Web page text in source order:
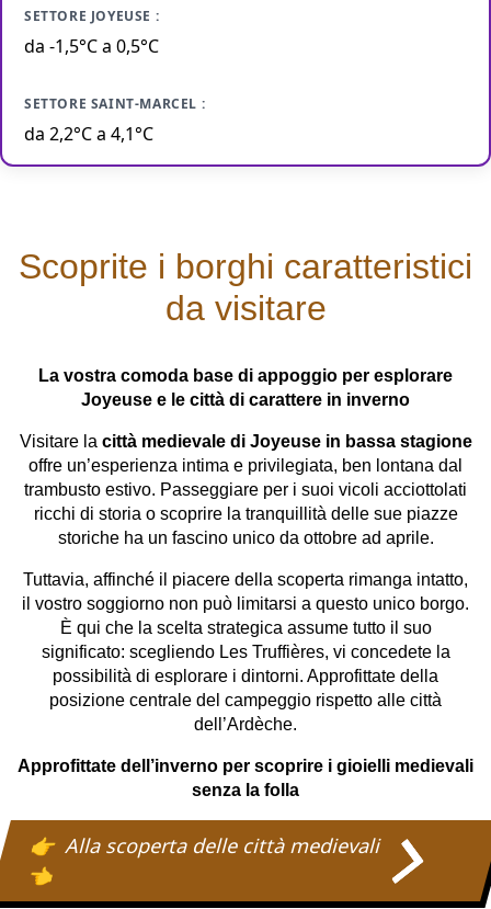
da -1,5°C a 0,5°C
da 2,2°C a 4,1°C
Scoprite i borghi caratteristici
da visitare
La vostra comoda base di appoggio per esplorare
Joyeuse e le città di carattere in inverno
Visitare la città medievale di Joyeuse in bassa stagione
offre un’esperienza intima e privilegiata, ben lontana dal
trambusto estivo. Passeggiare per i suoi vicoli acciottolati
ricchi di storia o scoprire la tranquillità delle sue piazze
storiche ha un fascino unico da ottobre ad aprile.
Tuttavia, affinché il piacere della scoperta rimanga intatto,
il vostro soggiorno non può limitarsi a questo unico borgo.
È qui che la scelta strategica assume tutto il suo
significato: scegliendo Les Truffières, vi concedete la
possibilità di esplorare i dintorni. Approfittate della
posizione centrale del campeggio rispetto alle città
dell’Ardèche.
Approfittate dell’inverno per scoprire i gioielli medievali
senza la folla
Alla scoperta delle città medievali